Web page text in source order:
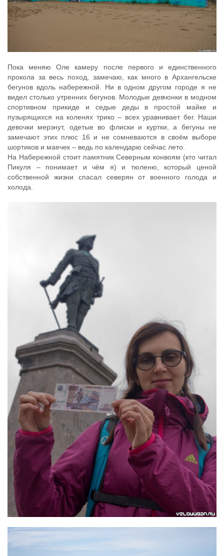
Пока меняю Оле камеру после первого и единственного
прокола за весь поход, замечаю, как много в Архангельске
бегунов вдоль набережной. Ни в одном другом городе я не
видел столько утренних бегунов. Молодые девчонки в модном
спортивном прикиде и седые деды в простой майке и
пузырящихся на коленях трико – всех уравнивает бег. Наши
девочки мерзнут, одетые во флиски и куртки, а бегуны не
замечают этих плюс 16 и не сомневаются в своём выборе
шортиков и маечек – ведь по календарю сейчас лето.
На Набережной стоит памятник Северным конвоям (кто читал
Пикуля – понимает и чём я) и тюленю, который ценой
собственной жизни спасал северян от военного голода и
холода.